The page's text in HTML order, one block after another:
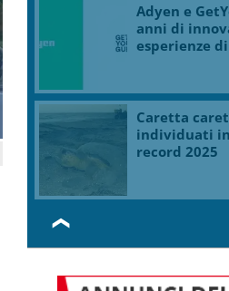
Adyen e
anni di
esperienze
Caretta
individuati
record 2025
❮